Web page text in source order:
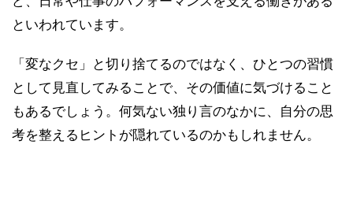
といわれています。
「変なクセ」と切り捨てるのではなく、ひとつの習慣
として見直してみることで、その価値に気づけること
もあるでしょう。何気ない独り言のなかに、自分の思
考を整えるヒントが隠れているのかもしれません。